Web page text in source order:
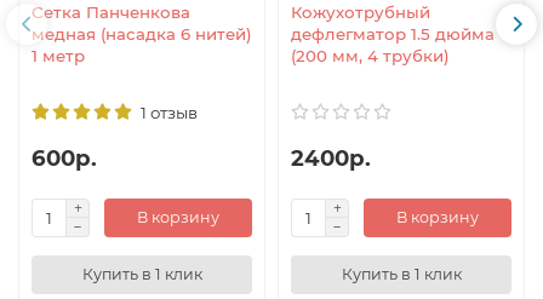
Сетка Панченкова
медная (насадка 6 нитей)
1 метр
1 отзыв
600р.
В корзину
Купить в 1 клик
Кожухотрубный
дефлегматор 1.5 дюйма
(200 мм, 4 трубки)
2400р.
В корзину
Купить в 1 клик